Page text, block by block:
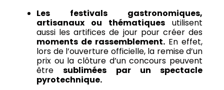
Les festivals gastronomiques,
artisanaux ou thématiques utilisent
aussi les artifices de jour pour créer des
moments de rassemblement. En effet,
lors de l’ouverture officielle, la remise d’un
prix ou la clôture d’un concours peuvent
êtresublimées par un spectacle
pyrotechnique.